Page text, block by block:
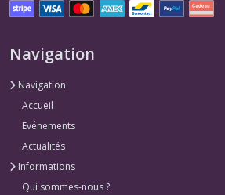
Navigation
Navigation
Accueil
Evénements
Actualités
Informations
Qui sommes-nous ?